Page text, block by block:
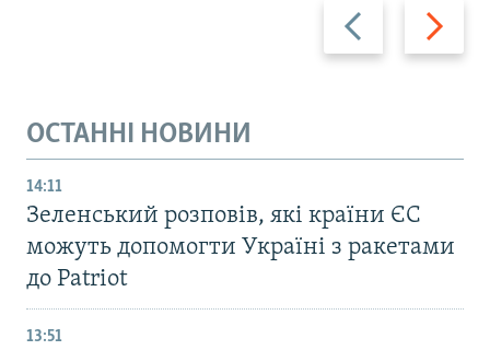
Назад Вперед
ОСТАННІ НОВИНИ
14:11
Зеленський розповів, які країни ЄС
можуть допомогти Україні з ракетами
до Patriot
13:51